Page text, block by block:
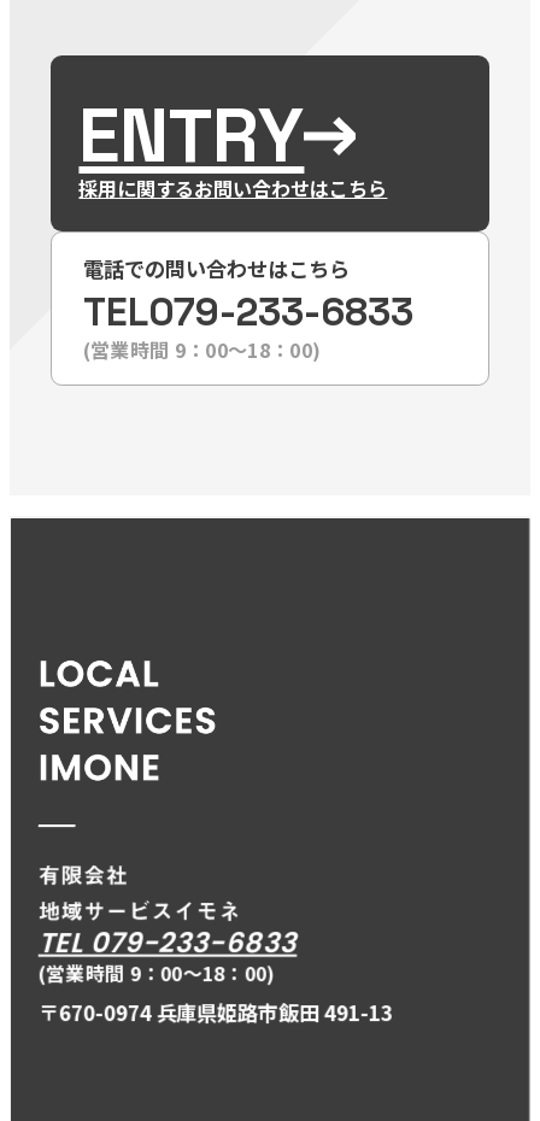
ENTRY
採用に関するお問い合わせはこちら
電話での問い合わせはこちら
TEL079-233-6833
(営業時間 9：00〜18：00)
TEL 079-233-6833
(営業時間 9：00〜18：00)
〒670-0974 兵庫県姫路市飯田 491-13